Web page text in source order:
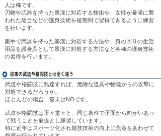
人は稀です。
刃物や武器を持った暴漢に対応する技術や、女性が暴漢に襲
われた場合などの護身技術を短期間で習得できるように練習
を行います。
素手で武器を持った暴漢に対応する方法や、身の回りの生活
用品を護身具として暴漢に対処する方法など各種の護身技術
の習得を行います。
武道や格闘技に熟達すれば、危険な道具や物陰からの攻撃に
対処できるだろうか。
ほとんどの場合、答えはNOです。
武道や格闘技は正々堂々と、同じ条件で正面から向かいあっ
て戦うことを前提とし練習しています。
特に近年はスポーツ化され競技技術の向上に焦点をあわせて